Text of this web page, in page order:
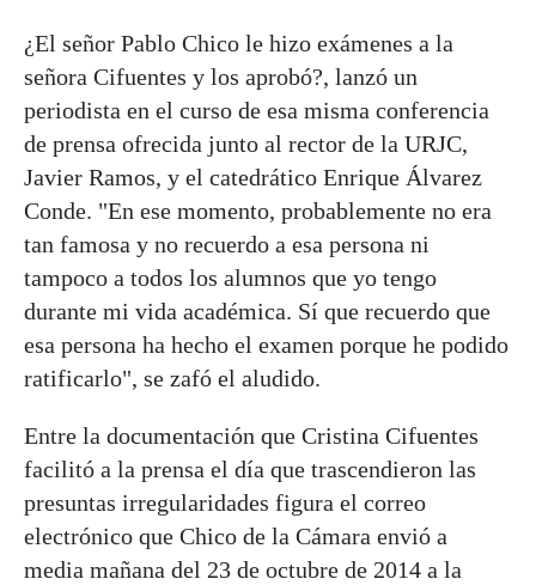
¿El señor Pablo Chico le hizo exámenes a la
señora Cifuentes y los aprobó?, lanzó un
periodista en el curso de esa misma conferencia
de prensa ofrecida junto al rector de la URJC,
Javier Ramos, y el catedrático Enrique Álvarez
Conde. "En ese momento, probablemente no era
tan famosa y no recuerdo a esa persona ni
tampoco a todos los alumnos que yo tengo
durante mi vida académica. Sí que recuerdo que
esa persona ha hecho el examen porque he podido
ratificarlo", se zafó el aludido.
Entre la documentación que Cristina Cifuentes
facilitó a la prensa el día que trascendieron las
presuntas irregularidades figura el correo
electrónico que Chico de la Cámara envió a
media mañana del 23 de octubre de 2014 a la